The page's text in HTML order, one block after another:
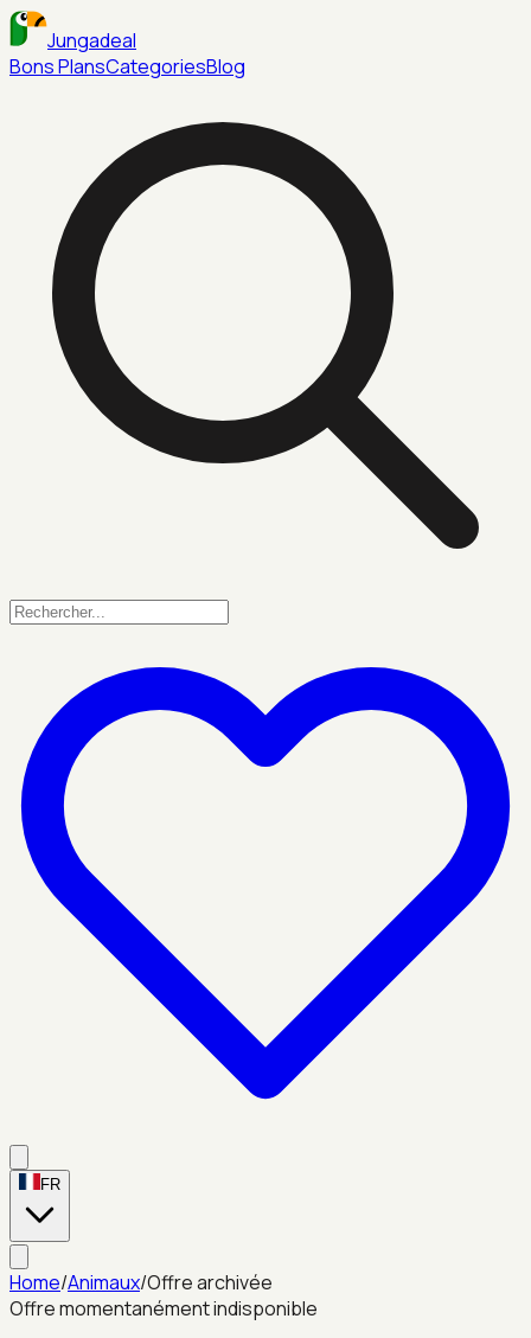
Jungadeal
Bons PlansCategoriesBlog
FR
Home/Animaux/Offre archivée
Offre momentanément indisponible